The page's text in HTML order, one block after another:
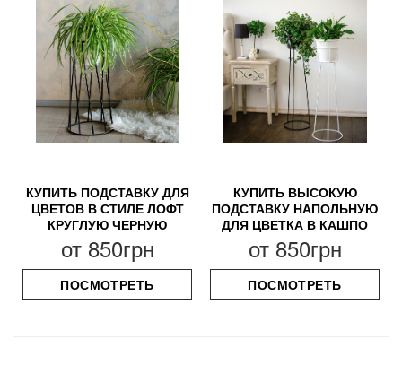
КУПИТЬ ПОДСТАВКУ ДЛЯ
ЦВЕТОВ В СТИЛЕ ЛОФТ
КРУГЛУЮ ЧЕРНУЮ
от 850грн
ПОСМОТРЕТЬ
КУПИТЬ ВЫСОКУЮ
ПОДСТАВКУ НАПОЛЬНУЮ
ДЛЯ ЦВЕТКА В КАШПО
от 850грн
ПОСМОТРЕТЬ